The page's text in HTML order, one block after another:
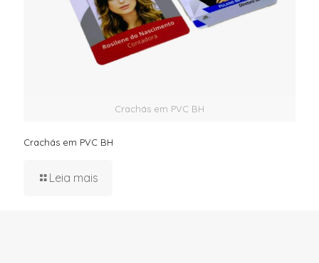
Crachás em PVC BH
Crachás em PVC BH
Leia mais